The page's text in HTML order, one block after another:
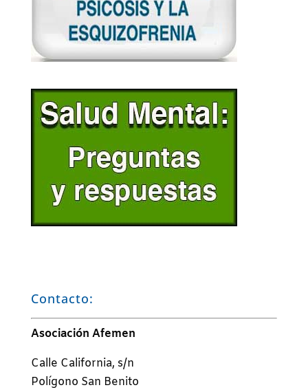
Contacto:
Asociación Afemen
Calle California, s/n
Polígono San Benito